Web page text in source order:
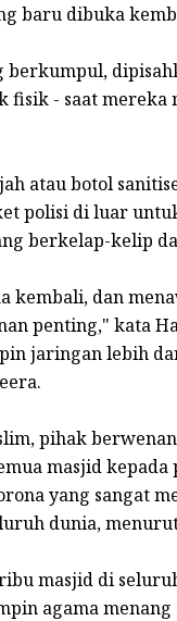
baru dibuka
berkumpul,
fisik - saat
atau botol
polisi di luar
berkelap-kelip
kembali, dan
penting," kata
jaringan lebih
pihak
masjid
yang sangat
dunia,
masjid di
agama